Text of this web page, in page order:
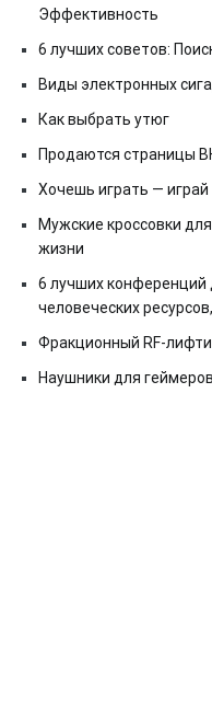
Эффективность
6 лучших советов:
Виды электронных
Как выбрать утюг
Продаются страницы
Хочешь играть — играй
Мужские кроссовки
жизни
6 лучших конференций
человеческих
Фракционный RF-
Наушники для геймеров